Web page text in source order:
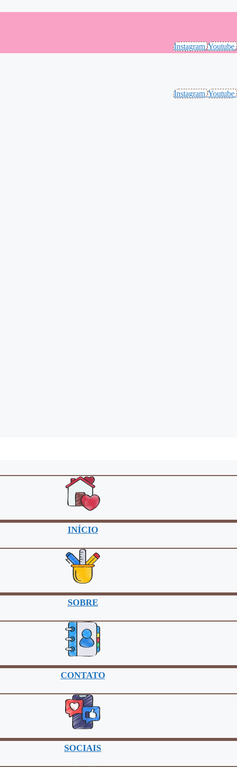
Instagram Youtube
Instagram Youtube
INÍCIO
SOBRE
CONTATO
SOCIAIS